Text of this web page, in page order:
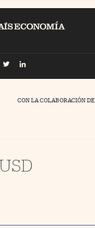
Pyme //foo
CON LA COLABORACIÓN DE